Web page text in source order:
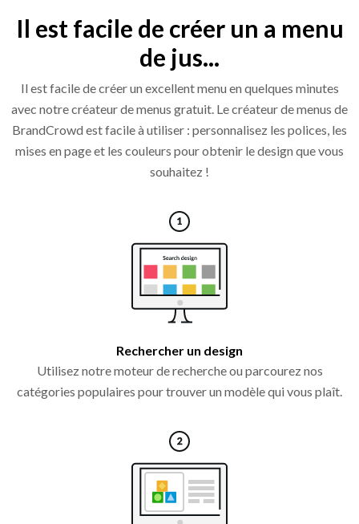
Il est facile de créer un a menu
de jus...
Il est facile de créer un excellent menu en quelques minutes
avec notre créateur de menus gratuit. Le créateur de menus de
BrandCrowd est facile à utiliser : personnalisez les polices, les
mises en page et les couleurs pour obtenir le design que vous
souhaitez !
Rechercher un design
Utilisez notre moteur de recherche ou parcourez nos
catégories populaires pour trouver un modèle qui vous plaît.